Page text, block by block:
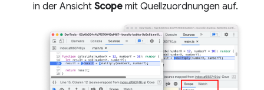
in der Ansicht Scope mit Quellzuordnungen auf.